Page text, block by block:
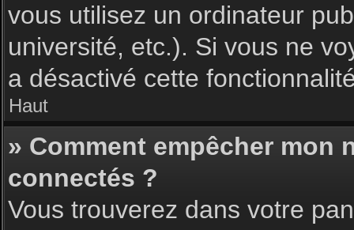
vous utilisez un ordinateur
université, etc.). Si vous ne
a désactivé cette
Haut
» Comment empêcher mon
connectés ?
Vous trouverez dans votre